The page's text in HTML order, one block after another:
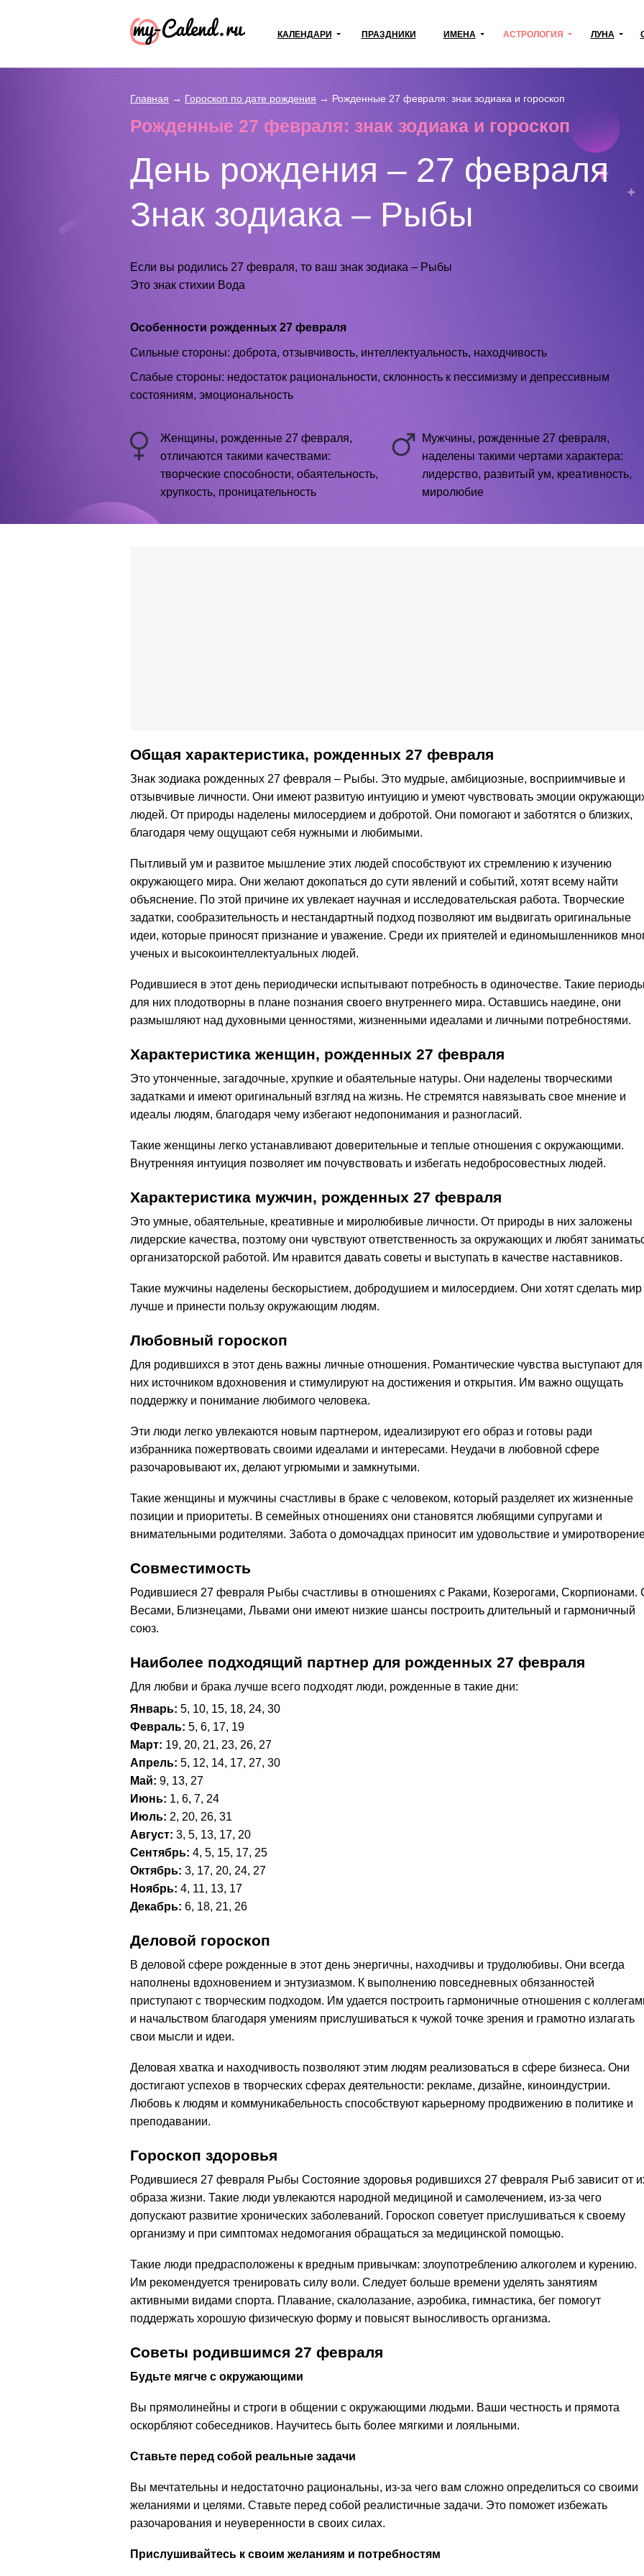
КАЛЕНДАРИ ПРАЗДНИКИ ИМЕНА АСТРОЛОГИЯ ЛУНА
Главная → Гороскоп по дате рождения → Рожденные 27 февраля: знак зодиака и гороскоп
Рожденные 27 февраля: знак зодиака и гороскоп
День рождения – 27 февраля
Знак зодиака – Рыбы
Если вы родились 27 февраля, то ваш знак зодиака – Рыбы
Это знак стихии Вода
Особенности рожденных 27 февраля
Сильные стороны: доброта, отзывчивость, интеллектуальность, находчивость
Слабые стороны: недостаток рациональности, склонность к пессимизму и депрессивным
состояниям, эмоциональность
Женщины, рожденные 27 февраля,
отличаются такими качествами:
творческие способности, обаятельность,
хрупкость, проницательность
Мужчины, рожденные 27 февраля,
наделены такими чертами характера:
лидерство, развитый ум, креативность,
миролюбие
Общая характеристика, рожденных 27 февраля
Знак зодиака рожденных 27 февраля – Рыбы. Это мудрые, амбициозные, восприимчивые и
отзывчивые личности. Они имеют развитую интуицию и умеют чувствовать эмоции
людей. От природы наделены милосердием и добротой. Они помогают и заботятся о близких,
благодаря чему ощущают себя нужными и любимыми.
Пытливый ум и развитое мышление этих людей способствуют их стремлению к изучению
окружающего мира. Они желают докопаться до сути явлений и событий, хотят всему найти
объяснение. По этой причине их увлекает научная и исследовательская работа. Творческие
задатки, сообразительность и нестандартный подход позволяют им выдвигать оригинальные
идеи, которые приносят признание и уважение. Среди их приятелей и единомышленников
ученых и высокоинтеллектуальных людей.
Родившиеся в этот день периодически испытывают потребность в одиночестве. Такие
для них плодотворны в плане познания своего внутреннего мира. Оставшись наедине, они
размышляют над духовными ценностями, жизненными идеалами и личными потребностями.
Характеристика женщин, рожденных 27 февраля
Это утонченные, загадочные, хрупкие и обаятельные натуры. Они наделены творческими
задатками и имеют оригинальный взгляд на жизнь. Не стремятся навязывать свое мнение и
идеалы людям, благодаря чему избегают недопонимания и разногласий.
Такие женщины легко устанавливают доверительные и теплые отношения с окружающими.
Внутренняя интуиция позволяет им почувствовать и избегать недобросовестных людей.
Характеристика мужчин, рожденных 27 февраля
Это умные, обаятельные, креативные и миролюбивые личности. От природы в них заложены
лидерские качества, поэтому они чувствуют ответственность за окружающих и любят
организаторской работой. Им нравится давать советы и выступать в качестве наставников.
Такие мужчины наделены бескорыстием, добродушием и милосердием. Они хотят сделать мир
лучше и принести пользу окружающим людям.
Любовный гороскоп
Для родившихся в этот день важны личные отношения. Романтические чувства выступают для
них источником вдохновения и стимулируют на достижения и открытия. Им важно ощущать
поддержку и понимание любимого человека.
Эти люди легко увлекаются новым партнером, идеализируют его образ и готовы ради
избранника пожертвовать своими идеалами и интересами. Неудачи в любовной сфере
разочаровывают их, делают угрюмыми и замкнутыми.
Такие женщины и мужчины счастливы в браке с человеком, который разделяет их жизненные
позиции и приоритеты. В семейных отношениях они становятся любящими супругами и
внимательными родителями. Забота о домочадцах приносит им удовольствие и
Совместимость
Родившиеся 27 февраля Рыбы счастливы в отношениях с Раками, Козерогами, Скорпионами.
Весами, Близнецами, Львами они имеют низкие шансы построить длительный и гармоничный
союз.
Наиболее подходящий партнер для рожденных 27 февраля
Для любви и брака лучше всего подходят люди, рожденные в такие дни:
Январь: 5, 10, 15, 18, 24, 30
Февраль: 5, 6, 17, 19
Март: 19, 20, 21, 23, 26, 27
Апрель: 5, 12, 14, 17, 27, 30
Май: 9, 13, 27
Июнь: 1, 6, 7, 24
Июль: 2, 20, 26, 31
Август: 3, 5, 13, 17, 20
Сентябрь: 4, 5, 15, 17, 25
Октябрь: 3, 17, 20, 24, 27
Ноябрь: 4, 11, 13, 17
Декабрь: 6, 18, 21, 26
Деловой гороскоп
В деловой сфере рожденные в этот день энергичны, находчивы и трудолюбивы. Они всегда
наполнены вдохновением и энтузиазмом. К выполнению повседневных обязанностей
приступают с творческим подходом. Им удается построить гармоничные отношения с
и начальством благодаря умениям прислушиваться к чужой точке зрения и грамотно излагать
свои мысли и идеи.
Деловая хватка и находчивость позволяют этим людям реализоваться в сфере бизнеса. Они
достигают успехов в творческих сферах деятельности: рекламе, дизайне, киноиндустрии.
Любовь к людям и коммуникабельность способствуют карьерному продвижению в политике и
преподавании.
Гороскоп здоровья
Родившиеся 27 февраля Рыбы Состояние здоровья родившихся 27 февраля Рыб зависит от
образа жизни. Такие люди увлекаются народной медициной и самолечением, из-за чего
допускают развитие хронических заболеваний. Гороскоп советует прислушиваться к своему
организму и при симптомах недомогания обращаться за медицинской помощью.
Такие люди предрасположены к вредным привычкам: злоупотреблению алкоголем и курению.
Им рекомендуется тренировать силу воли. Следует больше времени уделять занятиям
активными видами спорта. Плавание, скалолазание, аэробика, гимнастика, бег помогут
поддержать хорошую физическую форму и повысят выносливость организма.
Советы родившимся 27 февраля
Будьте мягче с окружающими
Вы прямолинейны и строги в общении с окружающими людьми. Ваши честность и прямота
оскорбляют собеседников. Научитесь быть более мягкими и лояльными.
Ставьте перед собой реальные задачи
Вы мечтательны и недостаточно рациональны, из-за чего вам сложно определиться со своими
желаниями и целями. Ставьте перед собой реалистичные задачи. Это поможет избежать
разочарования и неуверенности в своих силах.
Прислушивайтесь к своим желаниям и потребностям